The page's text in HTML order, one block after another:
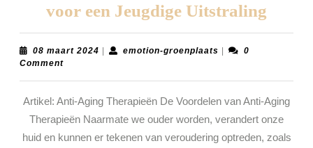
voor een Jeugdige Uitstraling
Anti-
voor
een
08 maart 2024 08
| emotion-groenplaatsemotion-
|
0
Comment
Artikel: Anti-Aging Therapieën De Voordelen van Anti-Aging
Therapieën Naarmate we ouder worden, verandert onze
huid en kunnen er tekenen van veroudering optreden, zoals